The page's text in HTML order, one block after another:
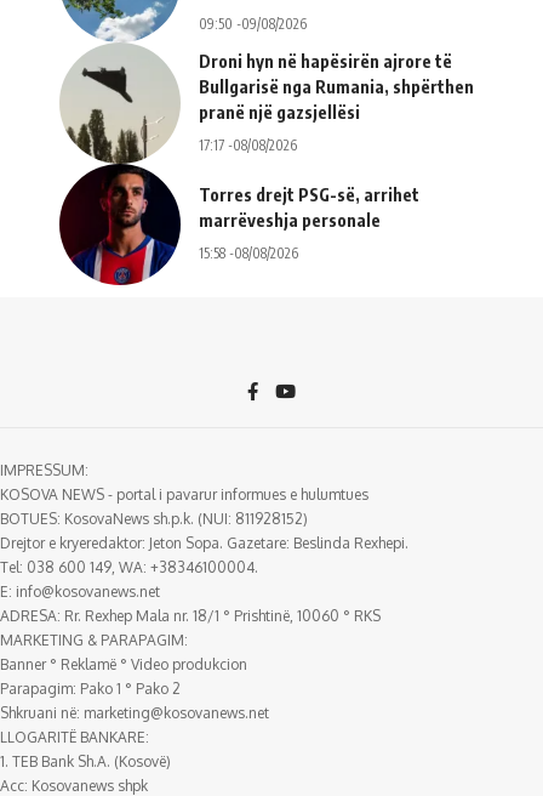
09:50 -09/08/2026
Droni hyn në hapësirën ajrore të
Bullgarisë nga Rumania, shpërthen
pranë një gazsjellësi
17:17 -08/08/2026
Torres drejt PSG-së, arrihet
marrëveshja personale
15:58 -08/08/2026
IMPRESSUM:
KOSOVA NEWS - portal i pavarur informues e hulumtues
BOTUES: KosovaNews sh.p.k. (NUI: 811928152)
Drejtor e kryeredaktor: Jeton Sopa. Gazetare: Beslinda Rexhepi.
Tel: 038 600 149, WA: +38346100004.
E: info@kosovanews.net
ADRESA: Rr. Rexhep Mala nr. 18/1 ° Prishtinë, 10060 ° RKS
MARKETING & PARAPAGIM:
Banner ° Reklamë ° Video produkcion
Parapagim: Pako 1 ° Pako 2
Shkruani në: marketing@kosovanews.net
LLOGARITË BANKARE:
1. TEB Bank Sh.A. (Kosovë)
Acc: Kosovanews shpk